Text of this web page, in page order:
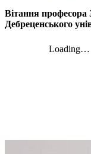
Вітання професора
Дебреценського